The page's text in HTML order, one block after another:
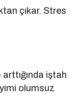
çıkar. Stres
iştah
olumsuz